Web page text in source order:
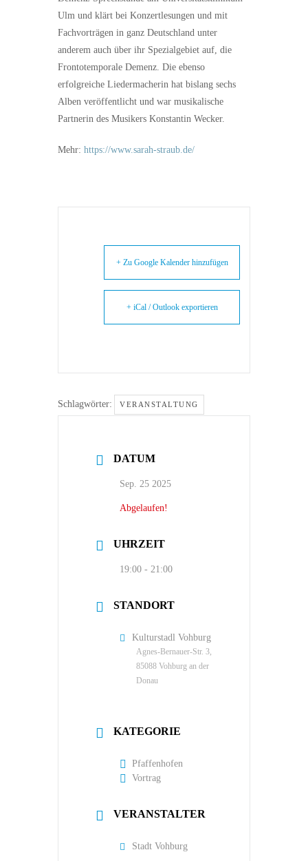
Ulm und klärt bei Konzertlesungen und mit
Fachvorträgen in ganz Deutschland unter
anderem auch über ihr Spezialgebiet auf, die
Frontotemporale Demenz. Die ebenso
erfolgreiche Liedermacherin hat bislang sechs
Alben veröffentlicht und war musikalische
Partnerin des Musikers Konstantin Wecker.
Mehr: https://www.sarah-straub.de/
+ Zu Google Kalender hinzufügen
+ iCal / Outlook exportieren
Schlagwörter: VERANSTALTUNG
DATUM
Sep. 25 2025
Abgelaufen!
UHRZEIT
19:00 - 21:00
STANDORT
Kulturstadl Vohburg
Agnes-Bernauer-Str. 3,
85088 Vohburg an der
Donau
KATEGORIE
Pfaffenhofen
Vortrag
VERANSTALTER
Stadt Vohburg